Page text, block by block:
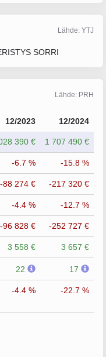
Lähde: YTJ
SORRI
Lähde: PRH
12/2023 12/2024
390 € 1 707 490 €
-6.7 % -15.8 %
-88 274 € -217 320 €
-4.4 % -12.7 %
-96 828 € -252 727 €
3 558 € 3 657 €
22 17
-4.4 % -22.7 %